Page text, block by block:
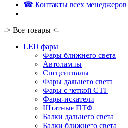
☎ Контакты всех
-> Все товары <-
LED фары
Фары ближнего света
Автолампы
Спецсигналы
Фары дальнего света
Фары с четкой СТГ
Фары-искатели
Штатные ПТФ
Балки дальнего света
Балки ближнего света